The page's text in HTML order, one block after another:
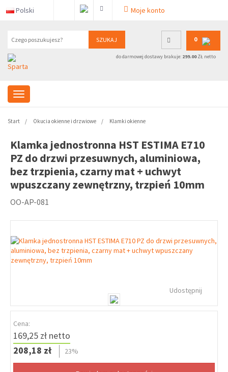
Polski Moje konto
SZUKAJ 0
do darmowej dostawy brakuje: 299.00ZŁ netto
Start Okucia okienne i drzwiowe Klamki okienne
Klamka jednostronna HST ESTIMA E710
PZ do drzwi przesuwnych, aluminiowa,
bez trzpienia, czarny mat + uchwyt
wpuszczany zewnętrzny, trzpień 10mm
OO-AP-081
Udostępnij
Cena:
169,25 zł netto
208,18 zł
23%